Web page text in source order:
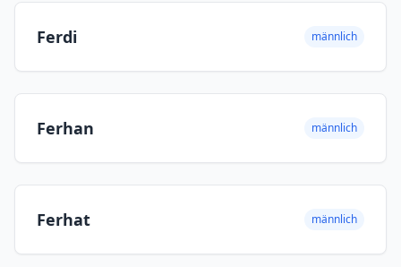
Ferdi männlich
Ferhan männlich
Ferhat männlich